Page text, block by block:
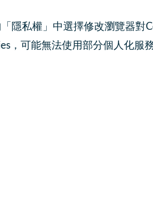
隱私權」中選擇修改瀏覽器對
，可能無法使用部分個人化服